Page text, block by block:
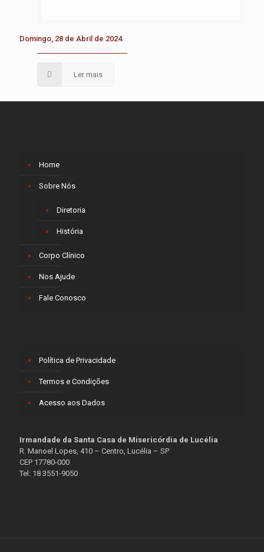
Domingo, 28 de Abril de 2024
Ler mais
Home
Sobre Nós
Diretoria
História
Corpo Clínico
Nos Ajude
Fale Conosco
Política de Privacidade
Termos e Condições
Acesso aos Dados
Irmandade da Santa Casa de Misericórdia de Lucélia
R. Manoel Lopes, 410 – Centro, Lucélia – SP
CEP 17780-000
Tel: 18 3551-9050